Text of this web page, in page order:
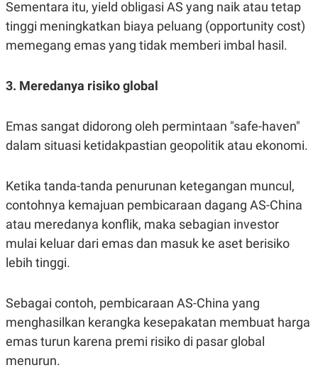
Sementara itu, yield obligasi AS yang naik atau tetap
tinggi meningkatkan biaya peluang (opportunity cost)
memegang emas yang tidak memberi imbal hasil.
3. Meredanya risiko global
Emas sangat didorong oleh permintaan "safe-haven"
dalam situasi ketidakpastian geopolitik atau ekonomi.
Ketika tanda-tanda penurunan ketegangan muncul,
contohnya kemajuan pembicaraan dagang AS-China
atau meredanya konflik, maka sebagian investor
mulai keluar dari emas dan masuk ke aset berisiko
lebih tinggi.
Sebagai contoh, pembicaraan AS-China yang
menghasilkan kerangka kesepakatan membuat harga
emas turun karena premi risiko di pasar global
menurun.